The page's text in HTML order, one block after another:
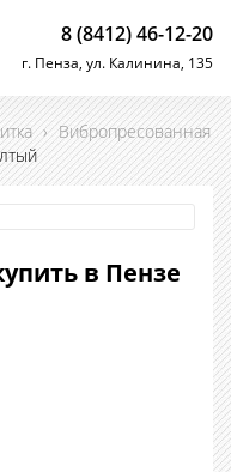
8 (8412) 46-12-20
г. Пенза, ул. Калинина, 135
› Вибропресованная
в Пензе